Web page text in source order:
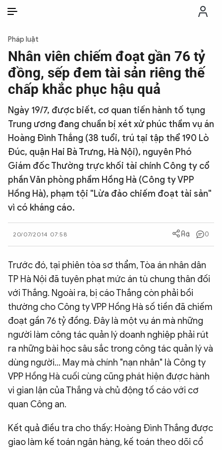
THỜI SỰ
CHỐNG DIỄN BIẾN HÒA BÌNH
CÔNG AN TRONG LÒNG DÂN
XÃ HỘI
PHÁP LUẬT
CÔNG NGHỆ
QUỐC TẾ
VĂN HÓA - THỂ THAO
BẠN ĐỌC & CAND
ĐA PHƯƠNG TIỆN
eMagazine
Podcast
Video Ảnh
Infographic
Chuyên trangAn ninh thế giới
Chuyên đề
Pháp luật
Nhân viên chiếm đoạt gần 76 tỷ
đồng, sếp đem tài sản riêng thế
chấp khắc phục hậu quả
Ngày 19/7, được biết, cơ quan tiến hành tố tụng
Trung ương đang chuẩn bị xét xử phúc thẩm vụ án
Hoàng Đình Thắng (38 tuổi, trú tại tập thể 190 Lò
Đúc, quận Hai Bà Trưng, Hà Nội), nguyên Phó
Giám đốc Thường trực khối tài chính Công ty cổ
phần Văn phòng phẩm Hồng Hà (Công ty VPP
Hồng Hà), phạm tội "Lừa đảo chiếm đoạt tài sản"
vì có kháng cáo.
20/07/2014 07:58 0
Trước đó, tại phiên tòa sơ thẩm, Tòa án nhân dân
TP Hà Nội đã tuyên phạt mức án tù chung thân đối
với Thắng. Ngoài ra, bị cáo Thắng còn phải bồi
thường cho Công ty VPP Hồng Hà số tiền đã chiếm
đoạt gần 76 tỷ đồng. Đây là một vụ án mà những
người làm công tác quản lý doanh nghiệp phải rút
ra những bài học sâu sắc trong công tác quản lý và
dùng người... May mà chính "nạn nhân" là Công ty
VPP Hồng Hà cuối cùng cũng phát hiện được hành
vi gian lận của Thắng và chủ động tố cáo với cơ
quan Công an.
Kết quả điều tra cho thấy: Hoàng Đình Thắng được
giao làm kế toán ngân hàng, kế toán theo dõi cổ